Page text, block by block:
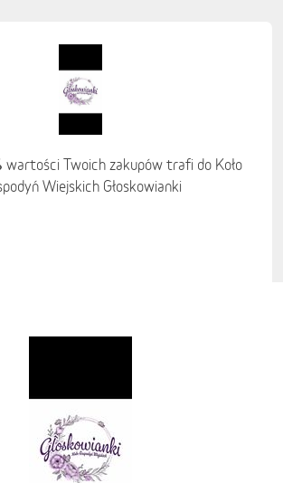
wartości Twoich zakupów trafi do Koło
Wiejskich Głoskowianki